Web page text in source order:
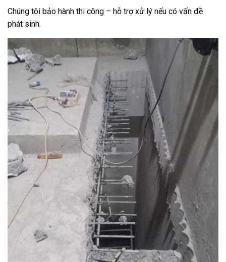
Chúng tôi bảo hành thi công – hỗ trợ xử lý nếu có vấn đề
phát sinh.